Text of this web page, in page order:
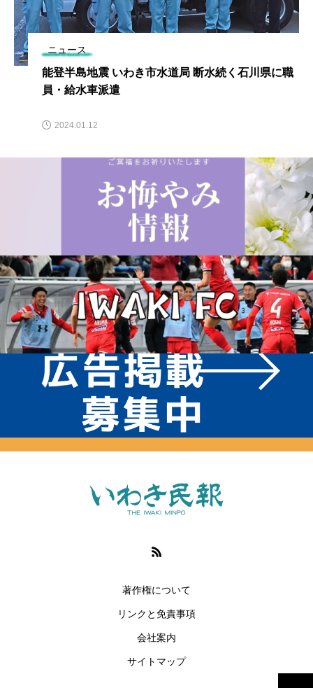
ニュース
能登半島地震 いわき市水道局 断水続く石川県に職
員・給水車派遣
2024.01.12
著作権について
リンクと免責事項
会社案内
サイトマップ